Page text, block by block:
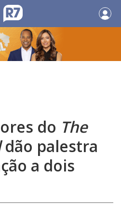
do The
dão palestra
a dois